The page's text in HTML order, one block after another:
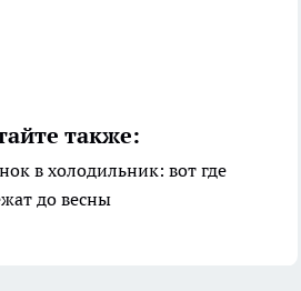
также:
в холодильник: вот где
до весны